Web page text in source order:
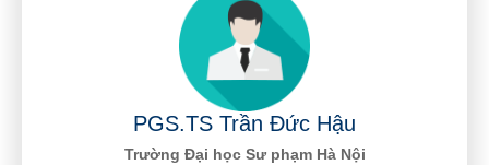
PGS.TS Trần Đức Hậu
Trường Đại học Sư phạm Hà Nội